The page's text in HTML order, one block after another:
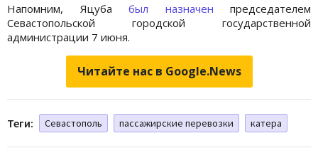
Напомним, Яцуба был назначен председателем
Севастопольской городской государственной
администрации 7 июня.
Читайте нас в Google.News
Теги: Севастополь пассажирские перевозки катера